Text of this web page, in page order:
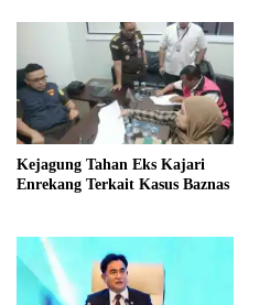
Kejagung Tahan Eks Kajari
Enrekang Terkait Kasus Baznas